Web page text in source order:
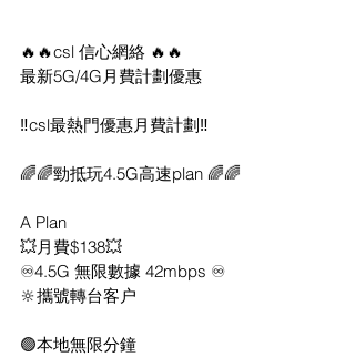
🔥🔥csl 信心網絡 🔥🔥
最新5G/4G月費計劃優惠
‼️csl最熱門優惠月費計劃‼️
🌈🌈勁抵玩4.5G高速plan 🌈🌈
A Plan
💥月費$138💥
♾4.5G 無限數據 42mbps ♾
🔆攜號轉台客户
🟢本地無限分鐘